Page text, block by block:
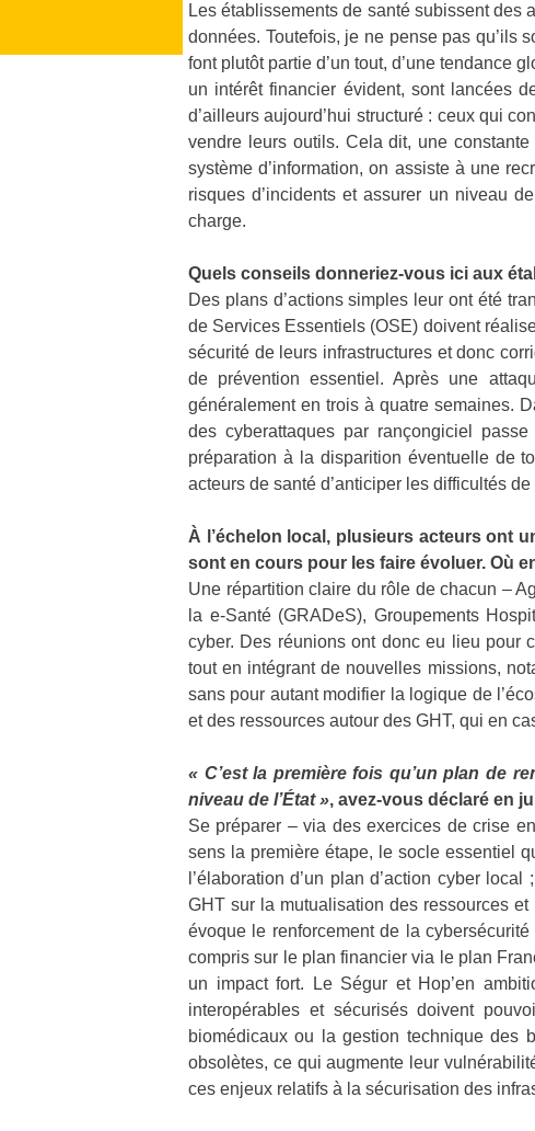
Les établissements de santé subissent
données. Toutefois, je ne pense pas qu’ils
font plutôt partie d’un tout, d’une tendance
un intérêt financier évident, sont lancées
d’ailleurs aujourd’hui structuré : ceux qui
vendre leurs outils. Cela dit, une
système d’information, on assiste à une
risques d’incidents et assurer un niveau
charge.
Quels conseils donneriez-vous ici aux
Des plans d’actions simples leur ont été
de Services Essentiels (OSE) doivent
sécurité de leurs infrastructures et donc
de prévention essentiel. Après une
généralement en trois à quatre semaines.
des cyberattaques par rançongiciel
préparation à la disparition éventuelle de
acteurs de santé d’anticiper les difficultés
À l’échelon local, plusieurs acteurs ont
sont en cours pour les faire évoluer. Où
Une répartition claire du rôle de chacun –
la e-Santé (GRADeS), Groupements
cyber. Des réunions ont donc eu lieu pour
tout en intégrant de nouvelles missions,
sans pour autant modifier la logique de
et des ressources autour des GHT, qui en
« C’est la première fois qu’un plan de
niveau de l’État », avez-vous déclaré en
Se préparer – via des exercices de crise
sens la première étape, le socle essentiel
l’élaboration d’un plan d’action cyber
GHT sur la mutualisation des ressources
évoque le renforcement de la
compris sur le plan financier via le plan
un impact fort. Le Ségur et Hop’en
interopérables et sécurisés doivent
biomédicaux ou la gestion technique des
obsolètes, ce qui augmente leur
ces enjeux relatifs à la sécurisation des